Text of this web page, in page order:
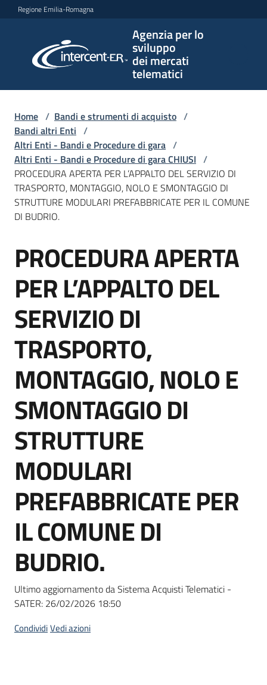
Vai al contenuto
Vai alla navigazione
Vai al footer
Regione Emilia-Romagna
Agenzia per lo
sviluppo
dei mercati
telematici
per lo
sviluppo
telematici
L'Agenzia
Bandi
strumenti
di
Supporto
Piattaforme
telematiche
English
site
Seguici
su
Home / Bandi e strumenti di acquisto /
Bandi altri Enti /
Altri Enti - Bandi e Procedure di gara /
Altri Enti - Bandi e Procedure di gara CHIUSI /
PROCEDURA APERTA PER L’APPALTO DEL SERVIZIO DI
TRASPORTO, MONTAGGIO, NOLO E SMONTAGGIO DI
STRUTTURE MODULARI PREFABBRICATE PER IL COMUNE
DI BUDRIO.
Salta al contenuto
PROCEDURA APERTA
PER L’APPALTO DEL
SERVIZIO DI
TRASPORTO,
MONTAGGIO, NOLO E
SMONTAGGIO DI
STRUTTURE
MODULARI
PREFABBRICATE PER
IL COMUNE DI
BUDRIO.
Ultimo aggiornamento da Sistema Acquisti Telematici -
SATER: 26/02/2026 18:50
CondividiVedi azioni